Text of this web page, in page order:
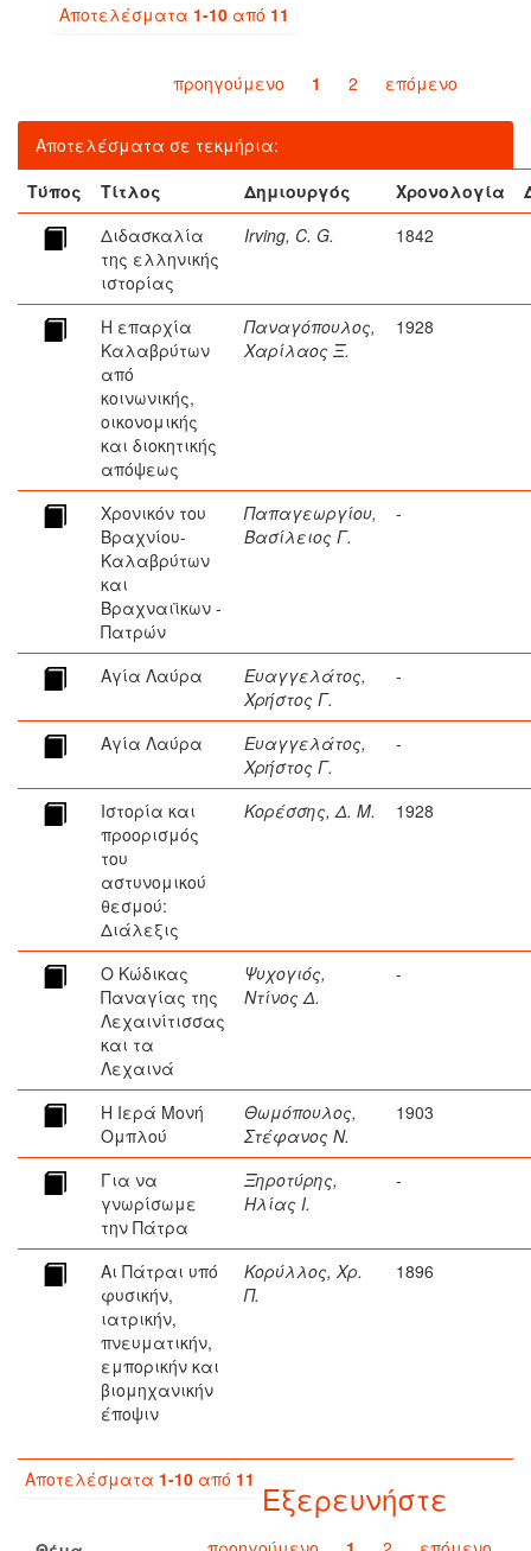
Αποτελέσματα 1-10 από 11
προηγούμενο 1 2 επόμενο
Αποτελέσματα σε τεκμήρια:
Τύπος
Τίτλος Δημιουργός Χρονολογία
Διδασκαλία
της ελληνικής
ιστορίας
Irving, C. G. 1842
Η επαρχία
Καλαβρύτων
από
κοινωνικής,
οικονομικής
και διοκητικής
απόψεως
Παναγόπουλος,
Χαρίλαος Ξ.
1928
Χρονικόν του
Βραχνίου-
Καλαβρύτων
και
Βραχναιϊκων -
Πατρών
Παπαγεωργίου,
Βασίλειος Γ.
-
Αγία Λαύρα
Ευαγγελάτος,
Χρήστος Γ.
-
Αγία Λαύρα
Ευαγγελάτος,
Χρήστος Γ.
-
Ιστορία και
προορισμός
του
αστυνομικού
θεσμού:
Διάλεξις
Κορέσσης, Δ. Μ. 1928
Ο Κώδικας
Παναγίας της
Λεχαινίτισσας
και τα
Λεχαινά
Ψυχογιός,
Ντίνος Δ.
-
Η Ιερά Μονή
Ομπλού
Θωμόπουλος,
Στέφανος Ν.
1903
Για να
γνωρίσωμε
την Πάτρα
Ξηροτύρης,
Ηλίας Ι.
-
Αι Πάτραι υπό
φυσικήν,
ιατρικήν,
πνευματικήν,
εμπορικήν και
βιομηχανικήν
έποψιν
Κορύλλος, Χρ.
Π.
1896
Αποτελέσματα 1-10 από 11 Εξερευνήστε